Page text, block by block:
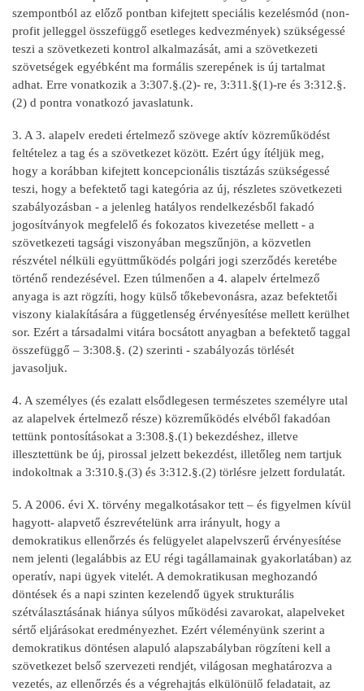
szempontból az előző pontban kifejtett speciális kezelésmód (non-
profit jelleggel összefüggő esetleges kedvezmények) szükségessé
teszi a szövetkezeti kontrol alkalmazását, ami a szövetkezeti
szövetségek egyébként ma formális szerepének is új tartalmat
adhat. Erre vonatkozik a 3:307.§.(2)- re, 3:311.§(1)-re és 3:312.§.
(2) d pontra vonatkozó javaslatunk.
3. A 3. alapelv eredeti értelmező szövege aktív közreműködést
feltételez a tag és a szövetkezet között. Ezért úgy ítéljük meg,
hogy a korábban kifejtett koncepcionális tisztázás szükségessé
teszi, hogy a befektető tagi kategória az új, részletes szövetkezeti
szabályozásban - a jelenleg hatályos rendelkezésből fakadó
jogosítványok megfelelő és fokozatos kivezetése mellett - a
szövetkezeti tagsági viszonyában megszűnjön, a közvetlen
részvétel nélküli együttműködés polgári jogi szerződés keretébe
történő rendezésével. Ezen túlmenően a 4. alapelv értelmező
anyaga is azt rögzíti, hogy külső tőkebevonásra, azaz befektetői
viszony kialakítására a függetlenség érvényesítése mellett kerülhet
sor. Ezért a társadalmi vitára bocsátott anyagban a befektető taggal
összefüggő – 3:308.§. (2) szerinti - szabályozás törlését
javasoljuk.
4. A személyes (és ezalatt elsődlegesen természetes személyre utal
az alapelvek értelmező része) közreműködés elvéből fakadóan
tettünk pontosításokat a 3:308.§.(1) bekezdéshez, illetve
illesztettünk be új, pirossal jelzett bekezdést, illetőleg nem tartjuk
indokoltnak a 3:310.§.(3) és 3:312.§.(2) törlésre jelzett fordulatát.
5. A 2006. évi X. törvény megalkotásakor tett – és figyelmen kívül
hagyott- alapvető észrevételünk arra irányult, hogy a
demokratikus ellenőrzés és felügyelet alapelvszerű érvényesítése
nem jelenti (legalábbis az EU régi tagállamainak gyakorlatában) az
operatív, napi ügyek vitelét. A demokratikusan meghozandó
döntések és a napi szinten kezelendő ügyek strukturális
szétválasztásának hiánya súlyos működési zavarokat, alapelveket
sértő eljárásokat eredményezhet. Ezért véleményünk szerint a
demokratikus döntésen alapuló alapszabályban rögzíteni kell a
szövetkezet belső szervezeti rendjét, világosan meghatározva a
vezetés, az ellenőrzés és a végrehajtás elkülönülő feladatait, az